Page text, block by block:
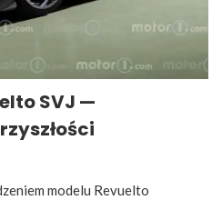
SVJ —
modelu Revuelto